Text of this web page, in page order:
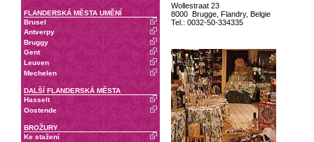
FLANDERSKÁ MĚSTA UMĚNÍ
Brusel
Antverpy
Bruggy
Gent
Leuven
Mechelen
DALŠÍ FLANDERSKÁ MĚSTA
Hasselt
Oostende
BROŽURY
Ke stažení
Wollestraat 23
8000 Brugge, Flandry, Belgie
Tel.: 0032-50-334335